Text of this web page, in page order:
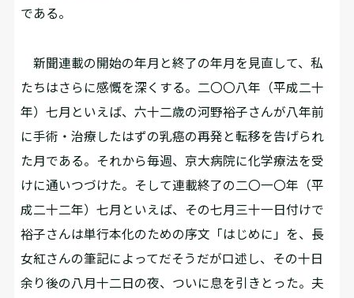
である。
新聞連載の開始の年月と終了の年月を見直して、私
たちはさらに感慨を深くする。二〇〇八年（平成二十
年）七月といえば、六十二歳の河野裕子さんが八年前
に手術・治療したはずの乳癌の再発と転移を告げられ
た月である。それから毎週、京大病院に化学療法を受
けに通いつづけた。そして連載終了の二〇一〇年（平
成二十二年）七月といえば、その七月三十一日付けで
裕子さんは単行本化のための序文「はじめに」を、長
女紅さんの筆記によってだそうだが口述し、その十日
余り後の八月十二日の夜、ついに息を引きとった。夫